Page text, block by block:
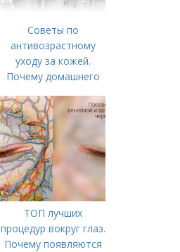
Советы по
антивозрастному
уходу за кожей.
Почему домашнего
ТОП лучших
процедур вокруг глаз.
Почему появляются